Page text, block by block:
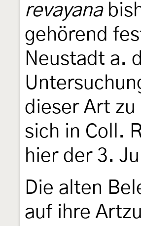
revayana
gehörend
Neustadt a.
dieser Art
sich in Coll.
hier der 3.
Die alten
auf ihre